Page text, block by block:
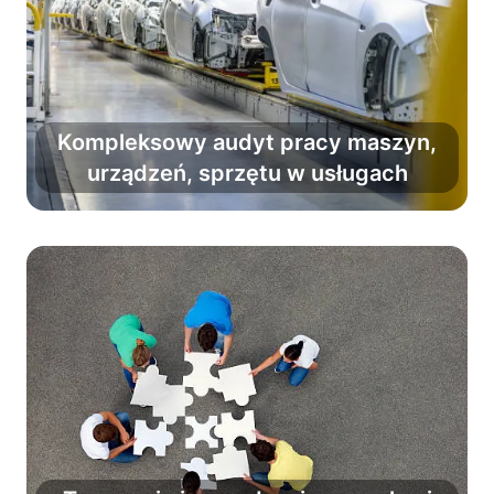
Kompleksowy audyt pracy maszyn,
urządzeń, sprzętu w usługach
Zminimalizuj ryzyko usterek i pracuj
bez strat maszynogodzin.